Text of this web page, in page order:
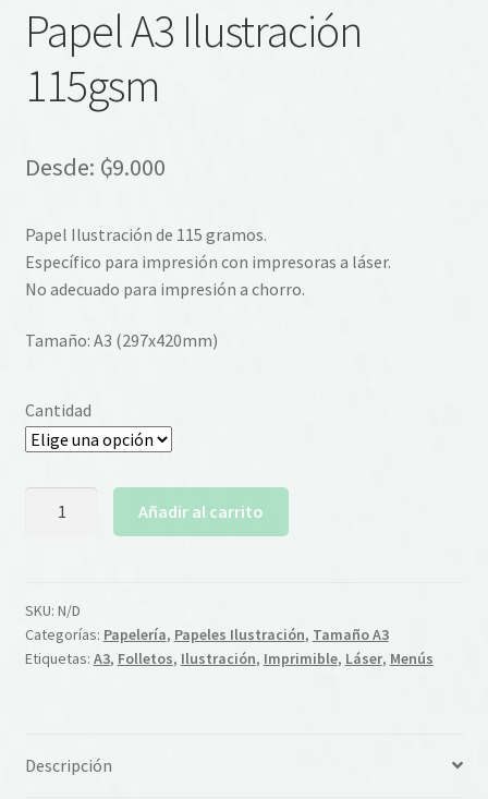
Papel A3 Ilustración
115gsm
Desde: ₲9.000
Papel Ilustración de 115 gramos.
Específico para impresión con impresoras a láser.
No adecuado para impresión a chorro.
Tamaño: A3 (297x420mm)
Cantidad
cantidad
Añadir al carrito
SKU: N/D
Categorías: Papelería, Papeles Ilustración, Tamaño A3
Etiquetas: A3, Folletos, Ilustración, Imprimible, Láser, Menús
Descripción